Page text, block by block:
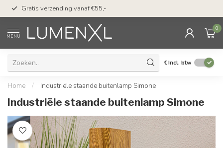
Gratis verzending vanaf €55,-
MENU
0
€Incl. btw
Home / Industriële staande buitenlamp Simone
Industriële staande buitenlamp Simone